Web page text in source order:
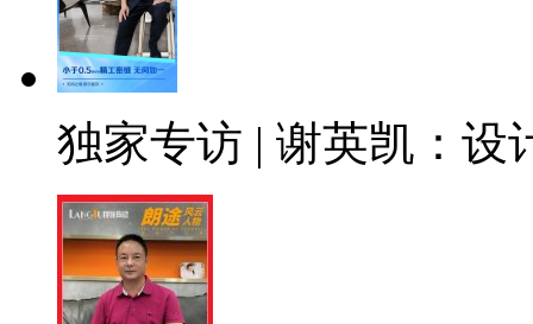
独家专访 | 谢英凯：设